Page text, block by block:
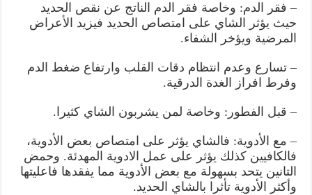
– فقر الدم: وخاصة فقر الدم الناتج عن نقص الحديد
حيث يؤثر الشاي على امتصاص الحديد فيزيد الأعراض
المرضية ويؤخر الشفاء.
– تسارع وعدم انتظام دقات القلب وارتفاع ضغط الدم
وفرط افراز الغدة الدرقية.
– قبل الفطور: وخاصة لمن يشربون الشاي كثيرا.
– مع الأدوية: فالشاي يؤثر على امتصاص بعض الأدوية،
فالكافيين كذلك يؤثر على عمل الادوية المهدئة. وحمض
التانين يتحد بسهولة مع بعض الأدوية مما يفقدها فاعليتها
وأكثر الأدوية تأثرا بالشاي الحديد.